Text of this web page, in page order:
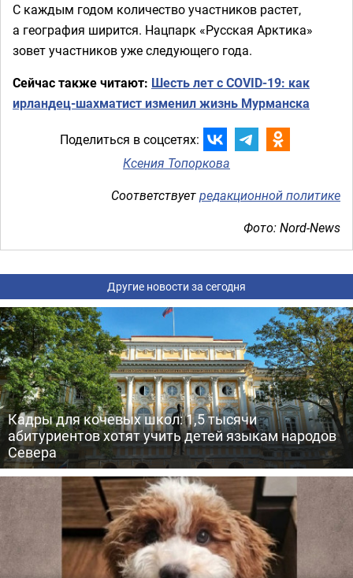
С каждым годом количество участников растет,
а география ширится. Нацпарк «Русская Арктика»
зовет участников уже следующего года.
Сейчас также читают: Шесть лет с COVID-19: как
ирландец-шахматист изменил жизнь Мурманска
Поделиться в соцсетях:
Ксения Топоркова
Соответствуетредакционной политике
Фото: Nord-News
Другие новости за сегодня
Кадры для кочевых школ: 1,5 тысячи
абитуриентов хотят учить детей языкам народов
Севера